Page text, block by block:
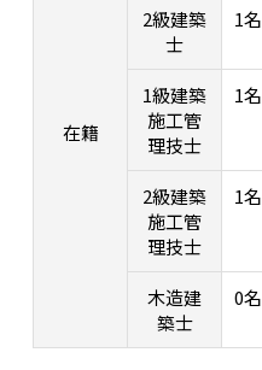
在籍
2級建築
士
1名
1級建築
施工管
理技士
1名
2級建築
施工管
理技士
1名
木造建
築士
0名